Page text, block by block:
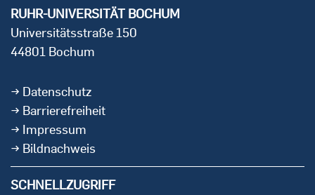
RUHR-UNIVERSITÄT BOCHUM
Universitätsstraße 150
44801 Bochum
Datenschutz
Barrierefreiheit
Impressum
Bildnachweis
SCHNELLZUGRIFF